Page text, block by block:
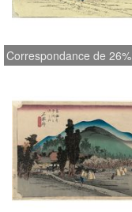
Correspondance de 26%